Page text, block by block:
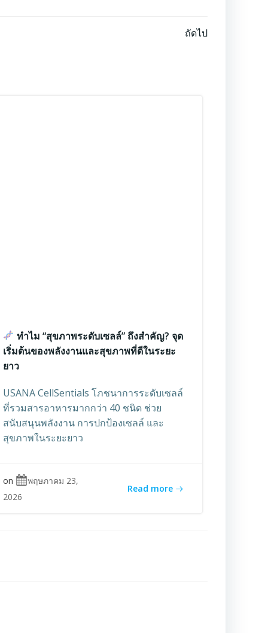
ถัดไป
ทำไม “สุขภาพระดับเซลล์” ถึงสำคัญ? จุด
เริ่มต้นของพลังงานและสุขภาพที่ดีในระยะ
ยาว
USANA CellSentials โภชนาการระดับเซลล์
ที่รวมสารอาหารมากกว่า 40 ชนิด ช่วย
สนับสนุนพลังงาน การปกป้องเซลล์ และ
สุขภาพในระยะยาว
on
พฤษภาคม 23,
2026
Read more